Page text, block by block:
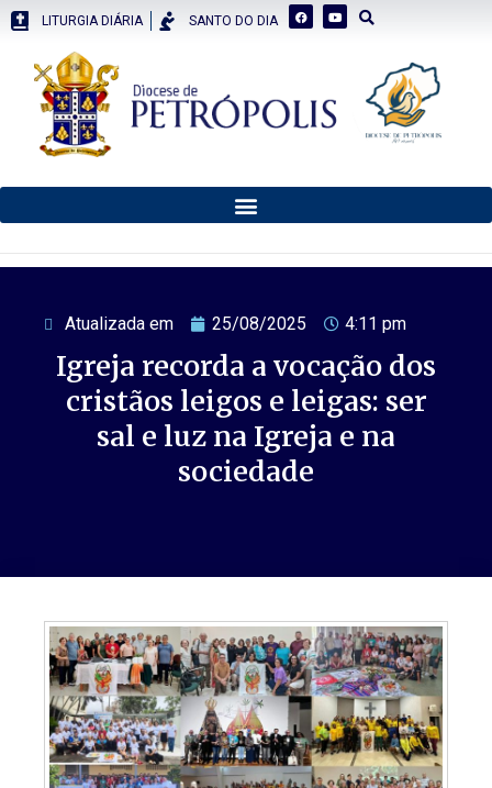
LITURGIA DIÁRIA SANTO DO DIA
Atualizada em 25/08/2025 4:11 pm
Igreja recorda a vocação dos
cristãos leigos e leigas: ser
sal e luz na Igreja e na
sociedade